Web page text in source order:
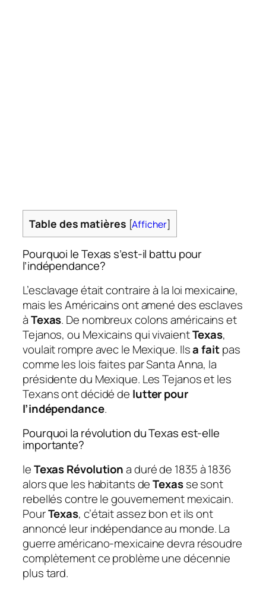
Table des matières [Afficher]
Pourquoi le Texas s’est-il battu pour
l’indépendance?
L’esclavage était contraire à la loi mexicaine,
mais les Américains ont amené des esclaves
àTexas. De nombreux colons américains et
Tejanos, ou Mexicains qui vivaientTexas,
voulait rompre avec le Mexique. Ilsa faitpas
comme les lois faites par Santa Anna, la
présidente du Mexique. Les Tejanos et les
Texans ont décidé de lutter pour
l’indépendance.
Pourquoi la révolution du Texas est-elle
importante?
leTexas Révolutiona duré de 1835 à 1836
alors que les habitants deTexasse sont
rebellés contre le gouvernement mexicain.
PourTexas, c’était assez bon et ils ont
annoncé leur indépendance au monde. La
guerre américano-mexicaine devra résoudre
complètement ce problème une décennie
plus tard.